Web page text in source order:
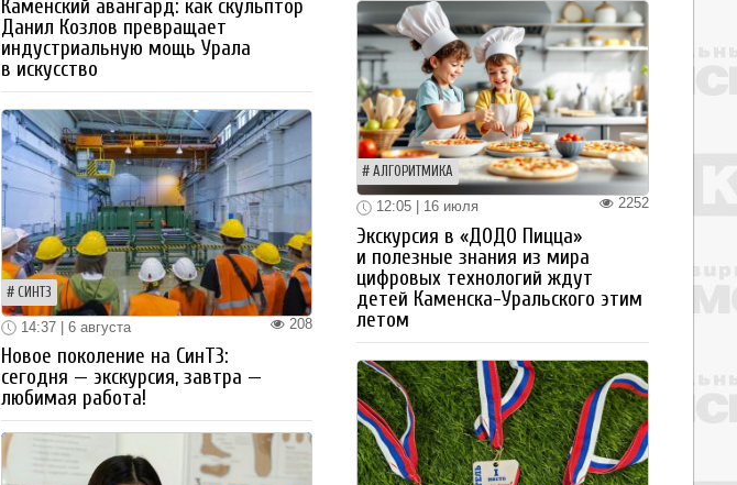
Каменский авангард: как скульптор
Данил Козлов превращает
индустриальную мощь Урала
в искусство
СИНТЗ
208
14:37 | 6 августа
Новое поколение на СинТЗ:
сегодня — экскурсия, завтра —
любимая работа!
АЛГОРИТМИКА
2252
12:05 | 16 июля
Экскурсия в «ДОДО Пицца»
и полезные знания из мира
цифровых технологий ждут
детей Каменска-Уральского этим
летом